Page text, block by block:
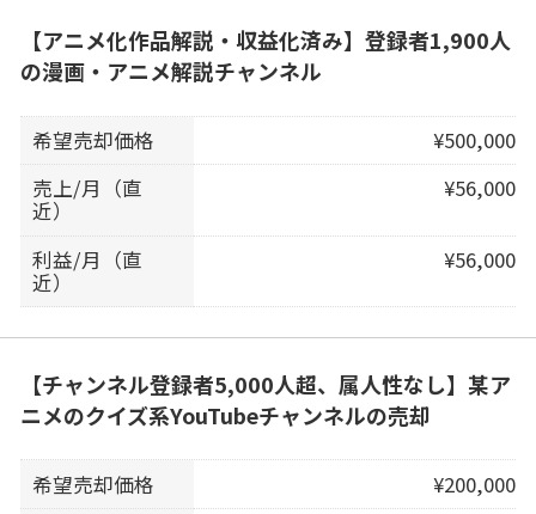
【アニメ化作品解説・収益化済み】登録者1,900人
の漫画・アニメ解説チャンネル
希望売却価格
¥500,000
売上/月（直
近）
¥56,000
利益/月（直
近）
¥56,000
【チャンネル登録者5,000人超、属人性なし】某ア
ニメのクイズ系YouTubeチャンネルの売却
希望売却価格
¥200,000